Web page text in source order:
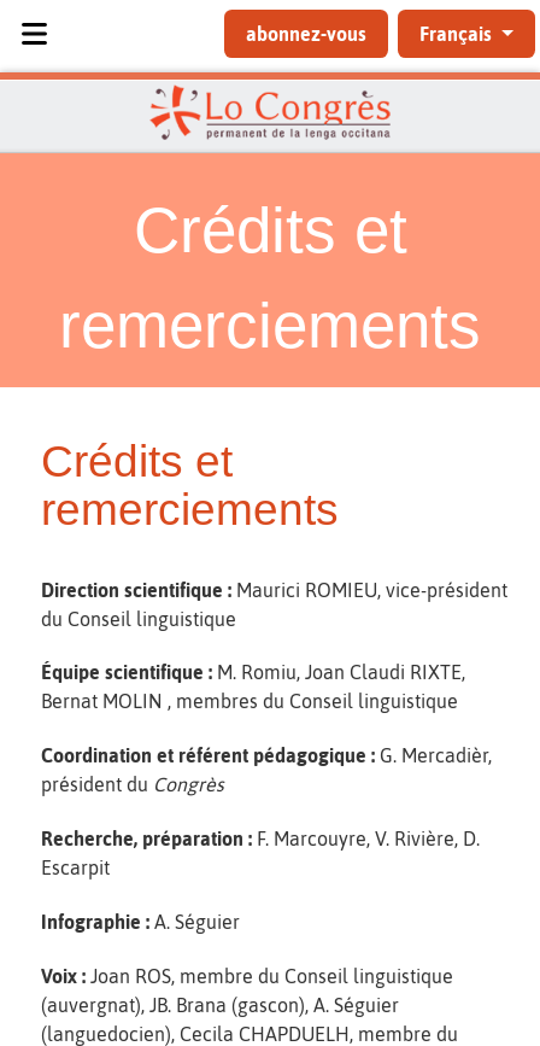
abonnez-vous Français
Crédits et
remerciements
Crédits et
remerciements
Direction scientifique : Maurici ROMIEU, vice-président
du Conseil linguistique
Équipe scientifique : M. Romiu, Joan Claudi RIXTE,
Bernat MOLIN , membres du Conseil linguistique
Coordination et référent pédagogique : G. Mercadièr,
président du Congrès
Recherche, préparation : F. Marcouyre, V. Rivière, D.
Escarpit
Infographie : A. Séguier
Voix : Joan ROS, membre du Conseil linguistique
(auvergnat), JB. Brana (gascon), A. Séguier
(languedocien), Cecila CHAPDUELH, membre du